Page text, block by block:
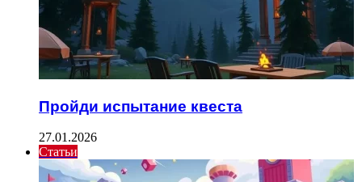
Пройди испытание квеста
27.01.2026
Статьи